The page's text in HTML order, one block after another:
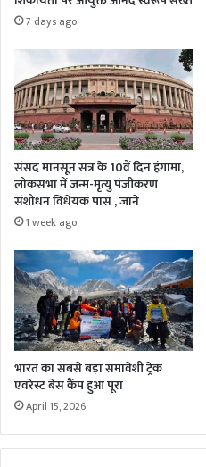
7 days ago
संसद मानसून सत्र के 10वें दिन हंगामा,
लोकसभा में जन्म-मृत्यु पंजीकरण
संशोधन विधेयक पास , जाने
1 week ago
भारत का सबसे बड़ा समावेशी ट्रेक
एवरेस्ट बेस कैंप हुआ पूरा
April 15, 2026